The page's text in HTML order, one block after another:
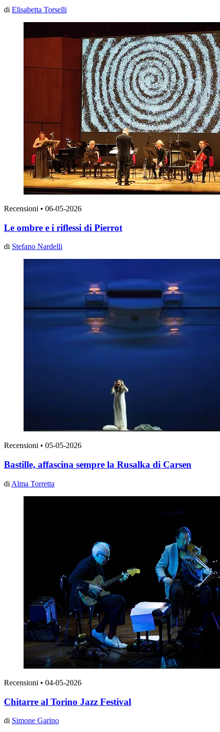
di Elisabetta Torselli
Recensioni • 06-05-2026
Le ombre e i riflessi di Pierrot
di Stefano Nardelli
Recensioni • 05-05-2026
Bastille, affascina sempre la Rusalka di Carsen
di Alma Torretta
Recensioni • 04-05-2026
Chitarre al Torino Jazz Festival
di Simone Garino